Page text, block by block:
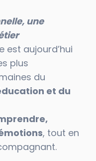
une
est aujourd’hui
plus
du
et du
, tout en